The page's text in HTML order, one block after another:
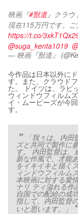
映画『#獣道』クラウ
現在115万円です。
https://t.co/
@suga_kenta1019
— 映画『獣道』
今作品は日本以外に
す。また、クラウド
た。 ドイツは、ラピ
ウィンドウフィルム
イ・ムービーズが今
す。
「我々は、内
ズと共同で製作に
す。 内田監督は、
新な作風で、才能
をイキイキと描く
ィンドウフィルム
本映画に対する愛
ナリ ティ溢れる作
自国での配給の成
指して、内田監督
いと思います。」